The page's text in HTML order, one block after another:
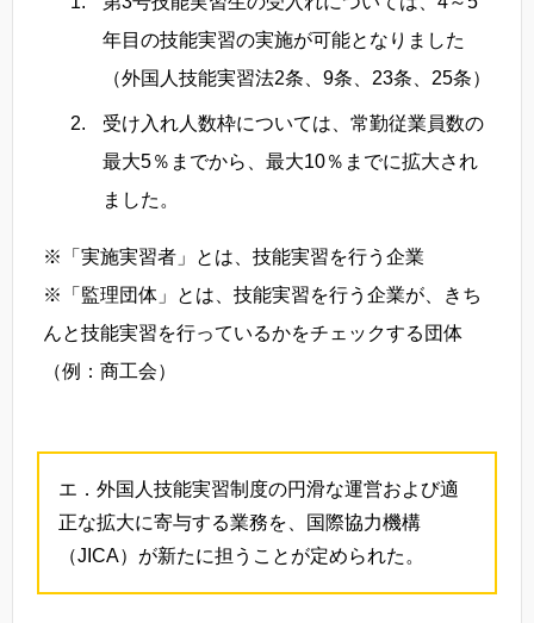
年目の技能実習の実施が可能となりました
（外国人技能実習法2条、9条、23条、25条）
受け入れ人数枠については、常勤従業員数の
最大5％までから、最大10％までに拡大され
ました。
※「実施実習者」とは、技能実習を行う企業
※「監理団体」とは、技能実習を行う企業が、きち
んと技能実習を行っているかをチェックする団体
（例：商工会）
エ．外国人技能実習制度の円滑な運営および適
正な拡大に寄与する業務を、国際協力機構
（JICA）が新たに担うことが定められた。